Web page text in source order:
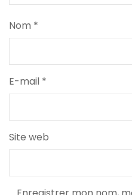
Nom *
E-mail *
Site web